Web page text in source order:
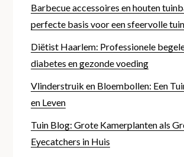
Barbecue accessoires en houten
perfecte basis voor een sfeervolle tuin
Diëtist Haarlem: Professionele
diabetes en gezonde voeding
Vlinderstruik en Bloembollen: Een
en Leven
Tuin Blog: Grote Kamerplanten als
Eyecatchers in Huis